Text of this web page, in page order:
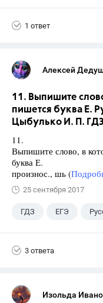
1 ответ
Алексей
11. Выпишите
пишется буква Е.
Цыбулько И. П.
11.
Выпишите слово, в
буква Е.
произнос., шь (
25 сентября 2017
ГДЗ ЕГЭ
3 ответа
Изольда